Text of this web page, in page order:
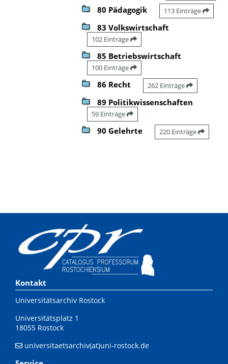
80 Pädagogik 113 Einträge
83 Volkswirtschaft
102 Einträge
85 Betriebswirtschaft
100 Einträge
86 Recht 262 Einträge
89 Politikwissenschaften
59 Einträge
90 Gelehrte 220 Einträge
Kontakt
Universitätsarchiv Rostock
Universitätsplatz 1
18055 Rostock
universitaetsarchiv(at)uni-rostock.de